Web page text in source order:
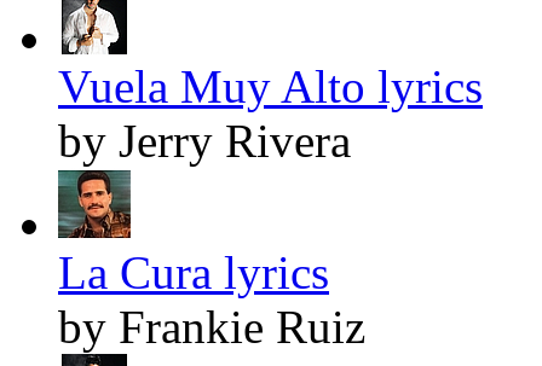
Vuela Muy Alto lyrics
by Jerry Rivera
La Cura lyrics
by Frankie Ruiz